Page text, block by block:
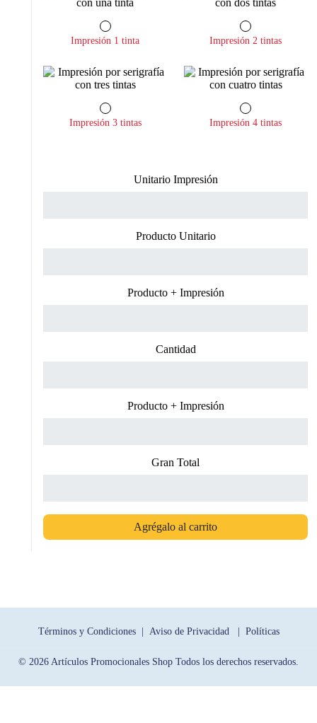
Impresión 1 tinta Impresión 2 tintas
Impresión 3 tintas Impresión 4 tintas
Unitario Impresión
Producto Unitario
Producto + Impresión
Cantidad
Producto + Impresión
Gran Total
Agrégalo al carrito
Términos y Condiciones | Aviso de Privacidad | Políticas
© 2026 Artículos Promocionales Shop Todos los derechos reservados.